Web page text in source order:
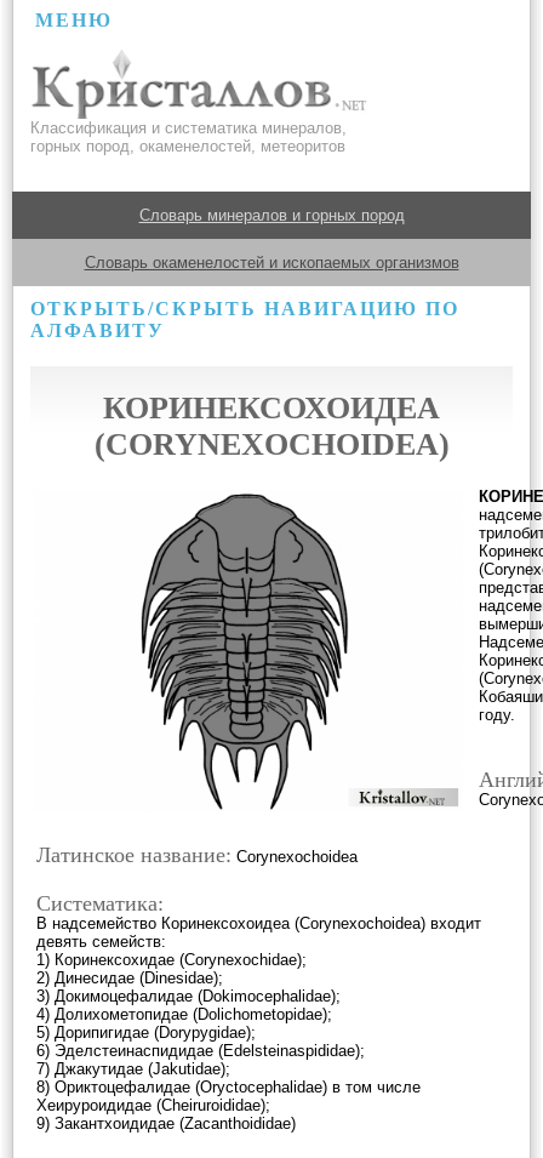
МЕНЮ
Классификация и систематика минералов,
горных пород, окаменелостей, метеоритов
Словарь минералов и горных пород
Словарь окаменелостей и ископаемых организмов
ОТКРЫТЬ/СКРЫТЬ НАВИГАЦИЮ ПО
АЛФАВИТУ
КОРИНЕКСОХОИДЕА
(CORYNEXOCHOIDEA)
году.
Латинское название: Corynexochoidea
Систематика:
В надсемейство Коринексохоидеа (Corynexochoidea) входит
девять семейств:
1) Коринексохидае (Corynexochidae);
2) Динесидае (Dinesidae);
3) Докимоцефалидае (Dokimocephalidae);
4) Долихометопидае (Dolichometopidae);
5) Дорипигидае (Dorypygidae);
6) Эделстеинаспидидае (Edelsteinaspididae);
7) Джакутидае (Jakutidae);
8) Ориктоцефалидае (Oryctocephalidae) в том числе
Хеируроидидае (Cheiruroididae);
9) Закантхоидидае (Zacanthoididae)